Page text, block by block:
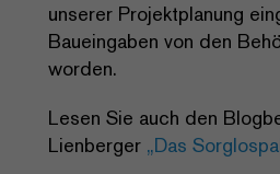
unserer Projektplanung
Baueingaben von den
worden.
Lesen Sie auch den
Lienberger „Das